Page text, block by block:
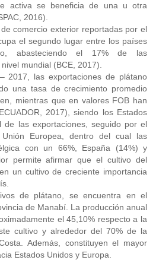
activa se beneficia de una u otra
2016).
comercio exterior reportadas por el
el segundo lugar entre los países
abasteciendo el 17% de las
mundial (BCE, 2017).
2017, las exportaciones de plátano
una tasa de crecimiento promedio
mientras que en valores FOB han
2017), siendo los Estados
de las exportaciones, seguido por el
Europea, dentro del cual las
con un 66%, España (14%) y
permite afirmar que el cultivo del
un cultivo de creciente importancia
de plátano, se encuentra en el
de Manabí. La producción anual
el 45,10% respecto a la
cultivo y alrededor del 70% de la
Además, constituyen el mayor
Estados Unidos y Europa.